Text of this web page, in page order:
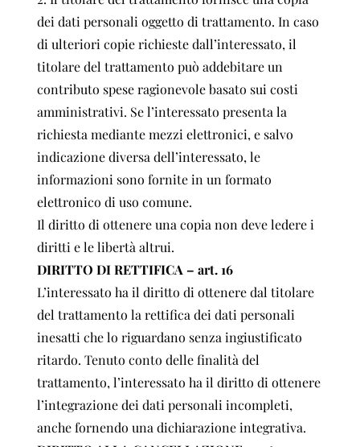
dei dati personali oggetto di trattamento. In caso
di ulteriori copie richieste dall’interessato, il
titolare del trattamento può addebitare un
contributo spese ragionevole basato sui costi
amministrativi. Se l’interessato presenta la
richiesta mediante mezzi elettronici, e salvo
indicazione diversa dell’interessato, le
informazioni sono fornite in un formato
elettronico di uso comune.
Il diritto di ottenere una copia non deve ledere i
diritti e le libertà altrui.
DIRITTO DI RETTIFICA – art. 16
L’interessato ha il diritto di ottenere dal titolare
del trattamento la rettifica dei dati personali
inesatti che lo riguardano senza ingiustificato
ritardo. Tenuto conto delle finalità del
trattamento, l’interessato ha il diritto di ottenere
l’integrazione dei dati personali incompleti,
anche fornendo una dichiarazione integrativa.